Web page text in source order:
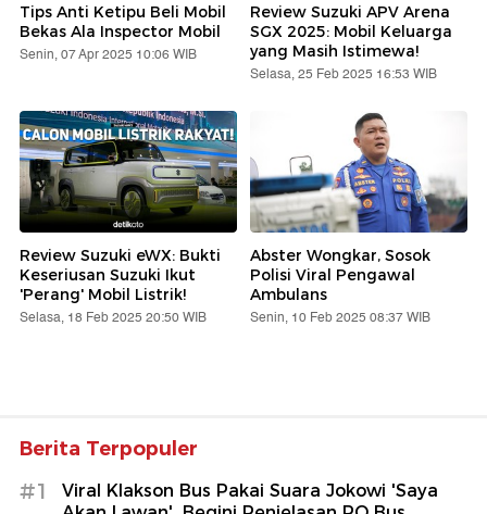
Tips Anti Ketipu Beli Mobil
Bekas Ala Inspector Mobil
Senin, 07 Apr 2025 10:06 WIB
Review Suzuki APV Arena
SGX 2025: Mobil Keluarga
yang Masih Istimewa!
Selasa, 25 Feb 2025 16:53 WIB
Review Suzuki eWX: Bukti
Keseriusan Suzuki Ikut
'Perang' Mobil Listrik!
Selasa, 18 Feb 2025 20:50 WIB
Abster Wongkar, Sosok
Polisi Viral Pengawal
Ambulans
Senin, 10 Feb 2025 08:37 WIB
Berita Terpopuler
#1
Viral Klakson Bus Pakai Suara Jokowi 'Saya